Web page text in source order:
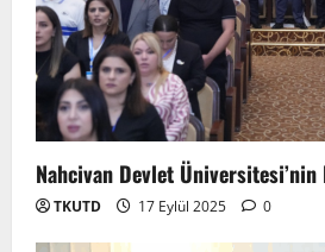
Nahcivan Devlet
TKUTD 17 Eylül 2025 0